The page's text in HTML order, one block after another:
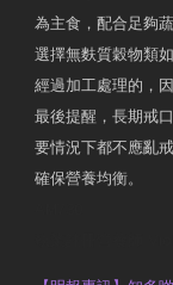
為主食，配合足夠
選擇無麩質穀物類
經過加工處理的，
最後提醒，長期戒
要情況下都不應亂
確保營養均衡。